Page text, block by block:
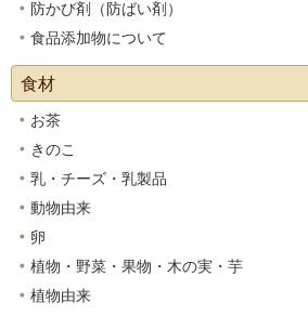
防かび剤（防ばい剤）
食品添加物について
食材
お茶
きのこ
乳・チーズ・乳製品
動物由来
卵
植物・野菜・果物・木の実・芋
植物由来